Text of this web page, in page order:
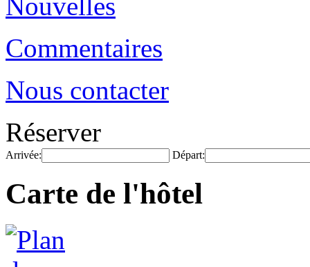
Commentaires
Nous contacter
Réserver
Arrivée: Départ:
Carte de l'hôtel